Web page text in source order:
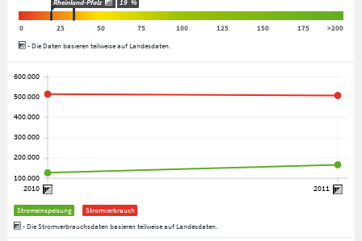
Rheinland-Pfalz 19 %
0 25 50 75 100 125 150 175
>200
- Die Daten basieren teilweise auf Landesdaten.
Stromeinspeisung
Stromverbrauch
- Die Stromverbrauchsdaten basieren teilweise auf Landesdaten.